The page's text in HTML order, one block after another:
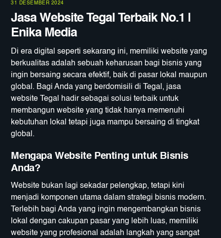
31 DESEMBER 2024
Jasa Website Tegal Terbaik No.1 |
Enika Media
Di era digital seperti sekarang ini, memiliki website yang
berkualitas adalah sebuah keharusan bagi bisnis yang
ingin bersaing secara efektif, baik di pasar lokal maupun
global. Bagi Anda yang berdomisili di Tegal, jasa
website Tegal hadir sebagai solusi terbaik untuk
membangun website yang tidak hanya memenuhi
kebutuhan lokal tetapi juga mampu bersaing di tingkat
global.
Mengapa Website Penting untuk Bisnis
Anda?
Website bukan lagi sekadar pelengkap, tetapi kini
menjadi komponen utama dalam strategi bisnis modern.
Terlebih bagi Anda yang ingin mengembangkan bisnis
lokal dengan cakupan pasar yang lebih luas, memiliki
website yang profesional adalah langkah yang sangat